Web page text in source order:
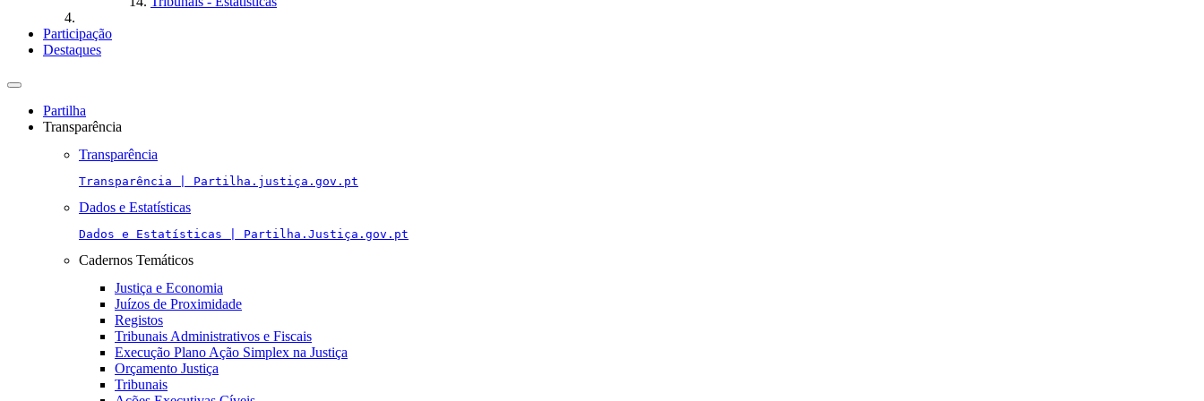
Participação
Destaques
Toggle
navigationPartilha
Transparência
Transparência
Transparência | Partilha.justiça.gov.pt
Dados e Estatísticas
Dados e Estatísticas | Partilha.Justiça.gov.pt
Cadernos Temáticos
Justiça e Economia
Juízos de Proximidade
Registos
Tribunais Administrativos e Fiscais
Execução Plano Ação Simplex na Justiça
Orçamento Justiça
Tribunais